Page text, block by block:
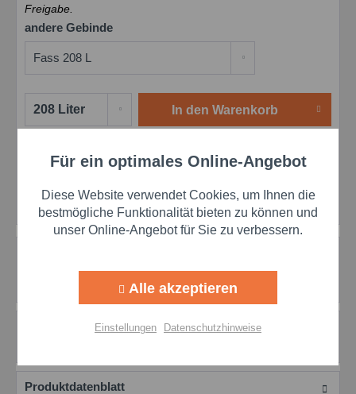
Freigabe.
andere Gebinde
In den Warenkorb
Preis anfragen
Herstellernr.:
126569
Mobil Vacuoline 537 Umlauföl | Danieli, Morgan Mobil
Vacuoline 537 ist das...mehr
Bewertungen
0
Produktdatenblatt
Funktionale Aktiv
Marketing Aktiv
Personalisierung Aktiv
Für ein optimales Online-Angebot
Diese Website verwendet Cookies, um Ihnen die
bestmögliche Funktionalität bieten zu können und
unser Online-Angebot für Sie zu verbessern.
Alle akzeptieren
Einstellungen Datenschutzhinweise